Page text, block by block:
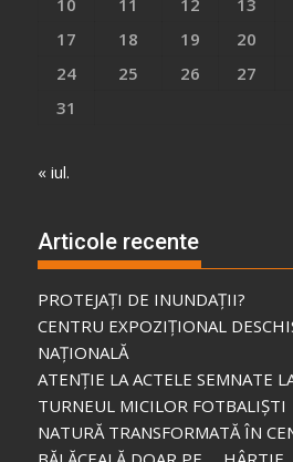
17
18 19 20
24
25 26 27
31
« iul.
Articole recente
PROTEJAȚI DE INUNDAȚII?
CENTRU EXPOZIȚIONAL
NAȚIONALĂ
ATENȚIE LA ACTELE SEMNATE
TURNEUL MICILOR FOTBALIȘTI
NATURĂ TRANSFORMATĂ ÎN